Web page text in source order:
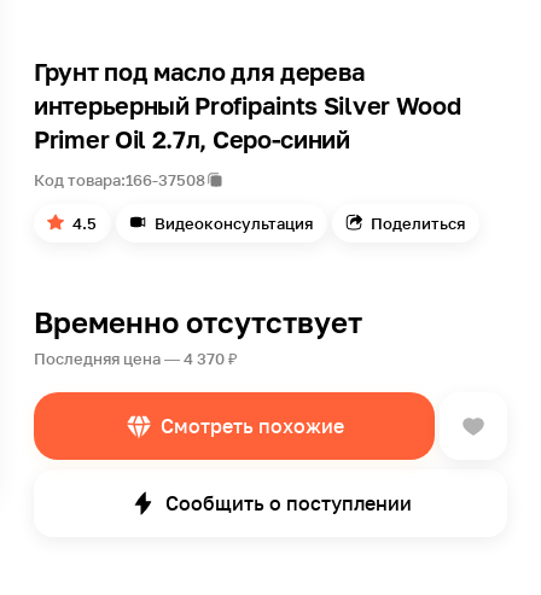
Грунт под масло для дерева
интерьерный Profipaints Silver Wood
Primer Oil 2.7л, Серо-синий
Код товара:166-37508
4.5 Видеоконсультация Поделиться
Временно отсутствует
Последняя цена — 4 370 ₽
Смотреть похожие
Сообщить о поступлении